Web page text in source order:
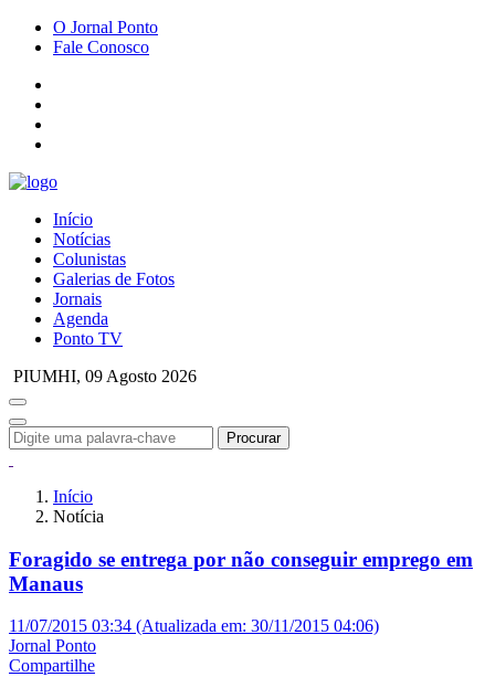
O Jornal Ponto
Fale Conosco
Início
Notícias
Colunistas
Galerias de Fotos
Jornais
Agenda
Ponto TV
PIUMHI, 09 Agosto 2026
Procurar
Início
Notícia
Foragido se entrega por não conseguir emprego em
Manaus
11/07/2015 03:34 (Atualizada em: 30/11/2015 04:06)
Jornal Ponto
Compartilhe